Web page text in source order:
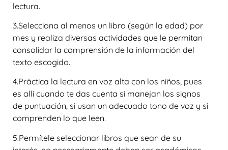
lectura.
3.Selecciona al menos un libro (según la edad) por
mes y realiza diversas actividades que le permitan
consolidar la comprensión de la información del
texto escogido.
4.Práctica la lectura en voz alta con los niños, pues
es allí cuando te das cuenta si manejan los signos
de puntuación, si usan un adecuado tono de voz y si
comprenden lo que leen.
5.Permítele seleccionar libros que sean de su